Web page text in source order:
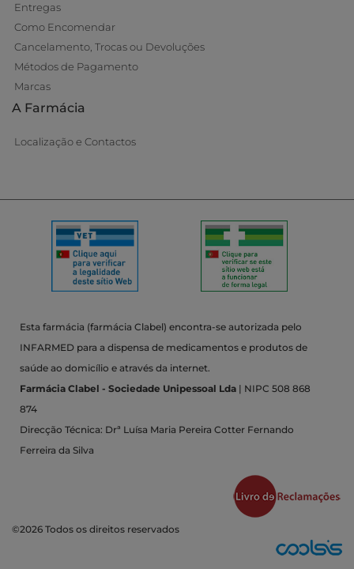
Entregas
Como Encomendar
Cancelamento, Trocas ou Devoluções
Métodos de Pagamento
Marcas
A Farmácia
Localização e Contactos
Esta farmácia (farmácia Clabel) encontra-se autorizada pelo
INFARMED para a dispensa de medicamentos e produtos de
saúde ao domicílio e através da internet.
Farmácia Clabel - Sociedade Unipessoal Lda | NIPC 508 868
874
Direcção Técnica: Drª Luísa Maria Pereira Cotter Fernando
Ferreira da Silva
©2026 Todos os direitos reservados